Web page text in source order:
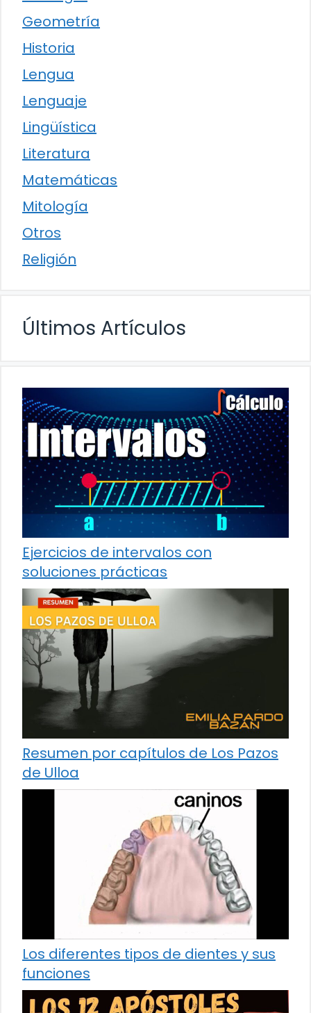
Geometría
Historia
Lengua
Lenguaje
Lingüística
Literatura
Matemáticas
Mitología
Otros
Religión
Últimos Artículos
Ejercicios de intervalos con
soluciones prácticas
Resumen por capítulos de Los Pazos
de Ulloa
Los diferentes tipos de dientes y sus
funciones